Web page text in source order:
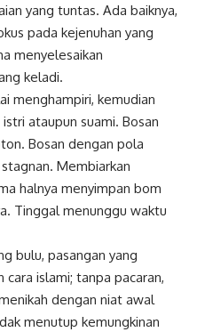
yang tuntas. Ada baiknya,
pada kejenuhan yang
menyelesaikan
keladi.
menghampiri, kemudian
ataupun suami. Bosan
Bosan dengan pola
Membiarkan
halnya menyimpan bom
Tinggal menunggu waktu
bulu, pasangan yang
islami; tanpa pacaran,
dengan niat awal
menutup kemungkinan